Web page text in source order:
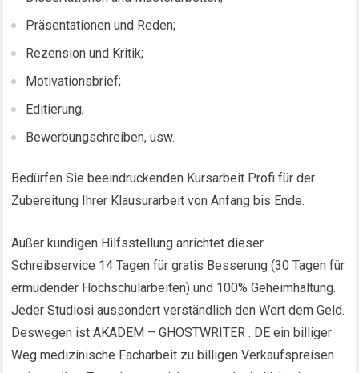
Präsentationen und Reden;
Rezension und Kritik;
Motivationsbrief;
Editierung;
Bewerbungschreiben, usw.
Bedürfen Sie beeindruckenden Kursarbeit Profi für der
Zubereitung Ihrer Klausurarbeit von Anfang bis Ende.
Außer kundigen Hilfsstellung anrichtet dieser
Schreibservice 14 Tagen für gratis Besserung (30 Tagen für
ermüdender Hochschularbeiten) und 100% Geheimhaltung.
Jeder Studiosi aussondert verständlich den Wert dem Geld.
Deswegen ist AKADEM – GHOSTWRITER . DE ein billiger
Weg medizinische Facharbeit zu billigen Verkaufspreisen